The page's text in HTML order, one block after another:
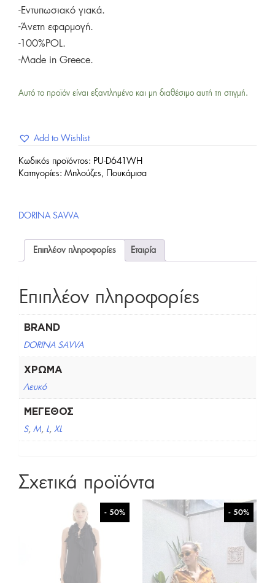
-Εντυπωσιακό γιακά.
-Άνετη εφαρμογή.
-100%POL.
-Made in Greece.
Αυτό το προϊόν είναι εξαντλημένο και μη διαθέσιμο αυτή τη στιγμή.
Add to Wishlist
Κωδικός προϊόντος: PU-D641WH
Κατηγορίες: Μπλούζες , Πουκάμισα
DORINA SAVVA
Επιπλέον πληροφορίες Εταιρία
Επιπλέον πληροφορίες
BRAND
DORINA SAVVA
ΧΡΏΜΑ
Λευκό
ΜΈΓΕΘΟΣ
S, M, L, XL
Σχετικά προϊόντα
- 50% - 50%